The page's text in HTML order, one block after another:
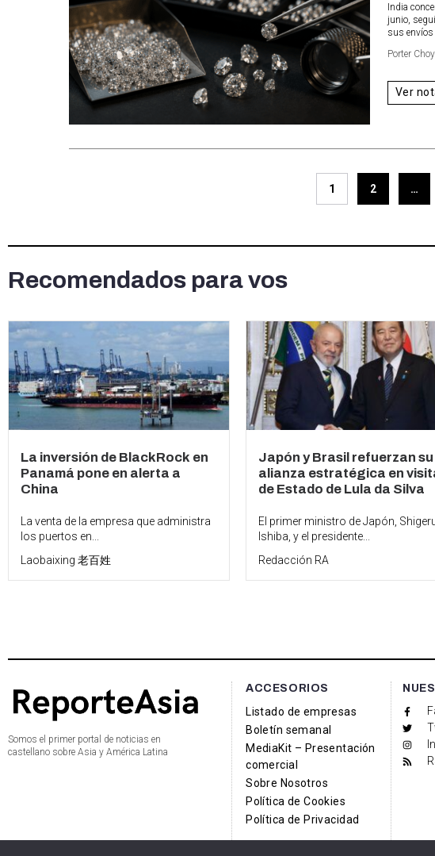
India
junio,
sus envíos
Porter Choy
Ver
1 2 …
Recomendados para vos
La inversión de BlackRock en
Panamá pone en alerta a
China
La venta de la empresa que administra
los puertos en...
Laobaixing 老百姓
Japón y Brasil refuerzan su
alianza estratégica en
de Estado de Lula da Silva
El primer ministro de Japón,
Ishiba, y el presidente...
Redacción RA
Somos el primer portal de noticias en
castellano sobre Asia y América Latina
ACCESORIOS
Listado de empresas
Boletín semanal
MediaKit – Presentación
comercial
Sobre Nosotros
Política de Cookies
Política de Privacidad